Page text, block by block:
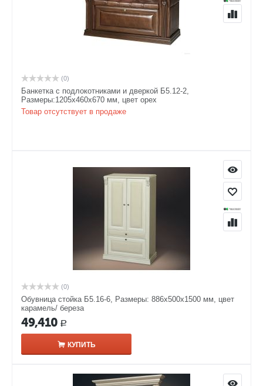
(0)
Банкетка с подлокотниками и дверкой Б5.12-2,
Размеры:1205х460х670 мм, цвет орех
Товар отсутствует в продаже
(0)
Обувница стойка Б5.16-6, Размеры: 886x500x1500 мм, цвет
карамель/ береза
49,410 Р
КУПИТЬ